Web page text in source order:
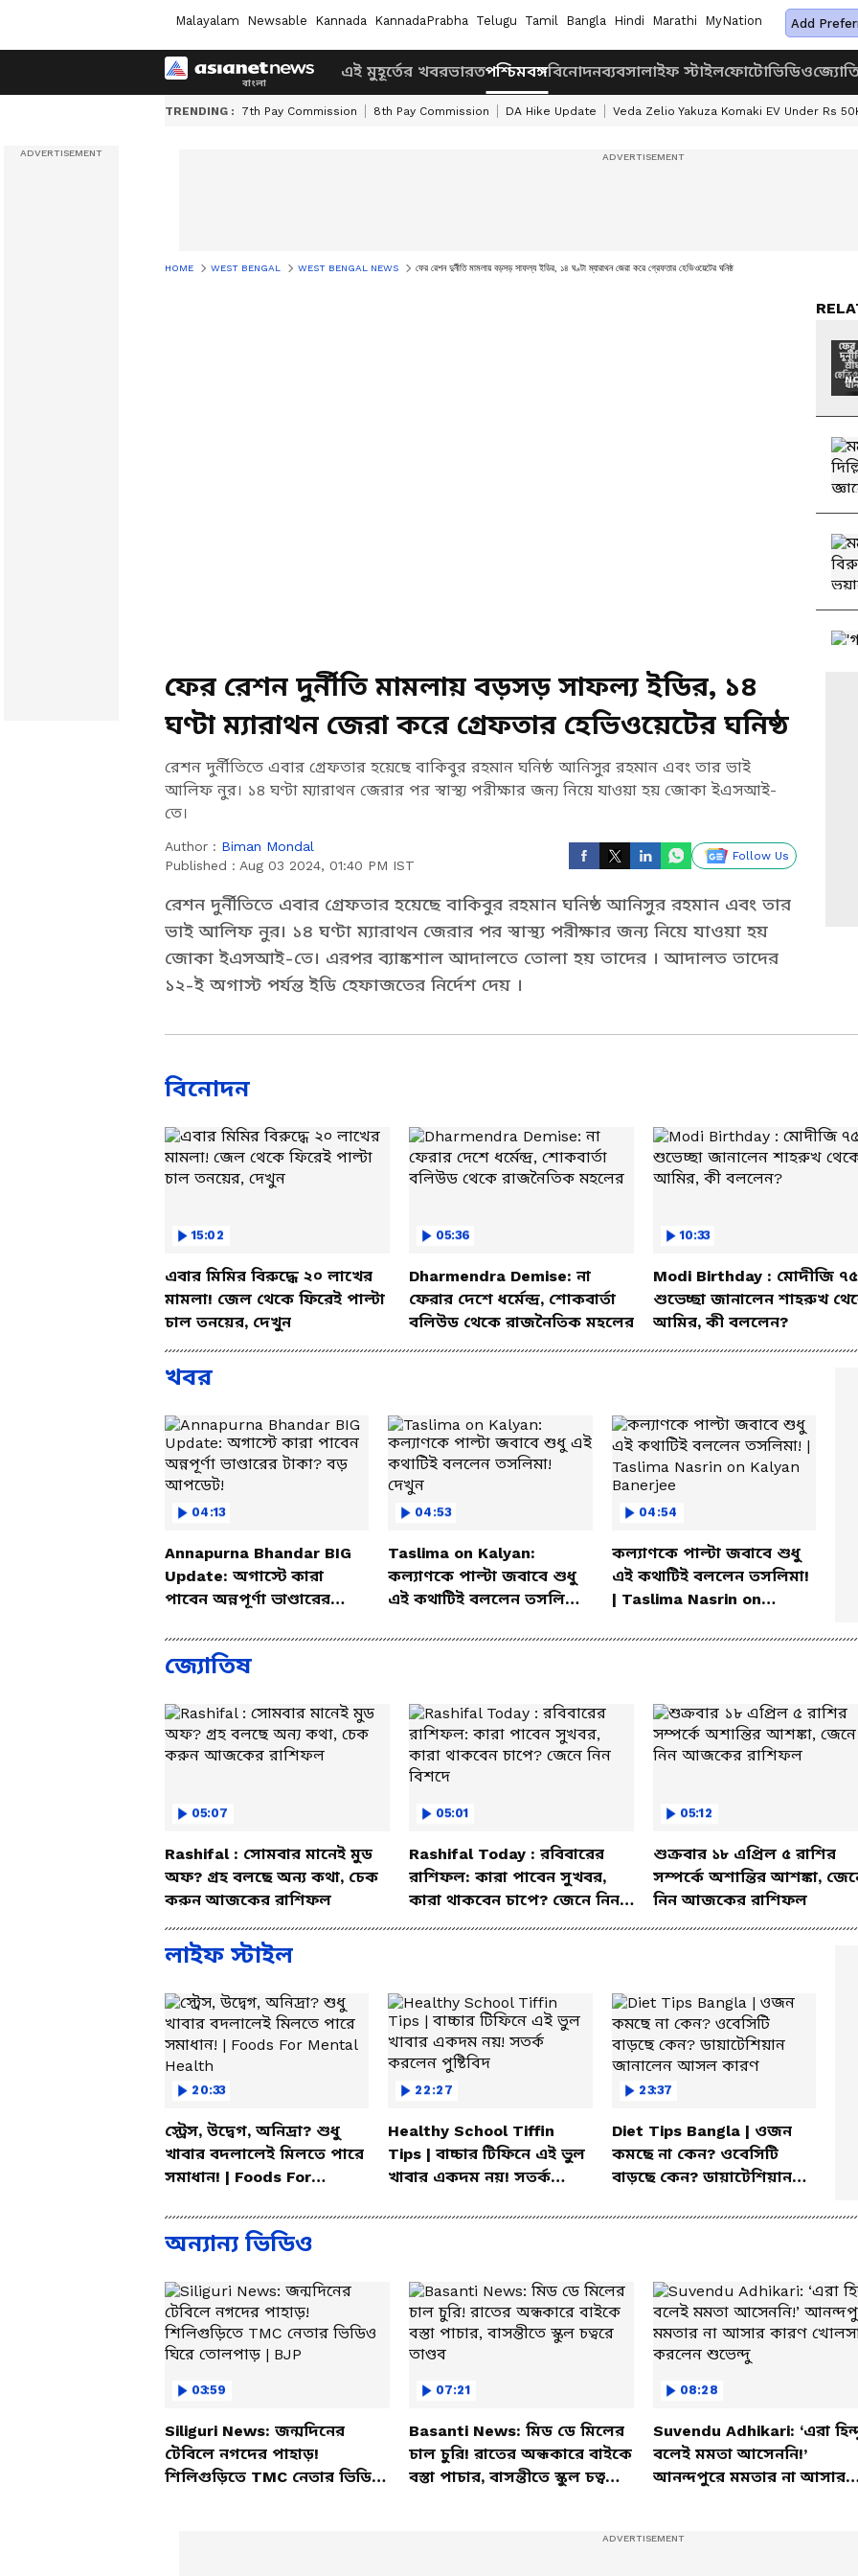
Malayalam Newsable Kannada KannadaPrabha Telugu Tamil Bangla Hindi Marathi MyNation Add
এই মুহূর্তের খবরভারতপশ্চিমবঙ্গবিনোদনব্যবসালাইফ স্টাইলফোটোভিডিও
TRENDING : 7th Pay Commission 8th Pay Commission DA Hike Update Veda Zelio Yakuza Komaki EV Under Rs
HOME WEST BENGAL WEST BENGAL NEWS ফের রেশন দুর্নীতি মামলায় বড়সড় সাফল্য ইডির, ১৪ ঘণ্টা ম্যারাথন জেরা করে গ্রেফতার হেভিওয়েটের ঘনিষ্ঠ
ফের রেশন দুর্নীতি মামলায় বড়সড় সাফল্য ইডির, ১৪
ঘণ্টা ম্যারাথন জেরা করে গ্রেফতার হেভিওয়েটের ঘনিষ্ঠ
রেশন দুর্নীতিতে এবার গ্রেফতার হয়েছে বাকিবুর রহমান ঘনিষ্ঠ আনিসুর রহমান এবং তার ভাই
আলিফ নুর। ১৪ ঘণ্টা ম্যারাথন জেরার পর স্বাস্থ্য পরীক্ষার জন্য নিয়ে যাওয়া হয় জোকা ইএসআই-
তে।
Author : Biman Mondal
Published : Aug 03 2024, 01:40 PM IST
Follow Us
রেশন দুর্নীতিতে এবার গ্রেফতার হয়েছে বাকিবুর রহমান ঘনিষ্ঠ আনিসুর রহমান এবং তার
ভাই আলিফ নুর। ১৪ ঘণ্টা ম্যারাথন জেরার পর স্বাস্থ্য পরীক্ষার জন্য নিয়ে যাওয়া হয়
জোকা ইএসআই-তে। এরপর ব্যাঙ্কশাল আদালতে তোলা হয় তাদের । আদালত তাদের
১২-ই অগাস্ট পর্যন্ত ইডি হেফাজতের নির্দেশ দেয় ।
বিনোদন
15:02
এবার মিমির বিরুদ্ধে ২০ লাখের
মামলা! জেল থেকে ফিরেই পাল্টা
চাল তনয়ের, দেখুন
05:36
Dharmendra Demise: না
ফেরার দেশে ধর্মেন্দ্র, শোকবার্তা
বলিউড থেকে রাজনৈতিক মহলের
10:33
Modi Birthday : মোদীজি
শুভেচ্ছা জানালেন শাহরুখ
আমির, কী বললেন?
খবর
04:13
Annapurna Bhandar BIG
Update: অগাস্টে কারা
পাবেন অন্নপূর্ণা ভাণ্ডারের
04:53
Taslima on Kalyan:
কল্যাণকে পাল্টা জবাবে শুধু
এই কথাটিই বললেন তসলিমা!
04:54
কল্যাণকে পাল্টা জবাবে শুধু
এই কথাটিই বললেন তসলিমা!
| Taslima Nasrin on
জ্যোতিষ
05:07
Rashifal : সোমবার মানেই মুড
অফ? গ্রহ বলছে অন্য কথা, চেক
করুন আজকের রাশিফল
05:01
Rashifal Today : রবিবারের
রাশিফল: কারা পাবেন সুখবর,
কারা থাকবেন চাপে? জেনে নিন
05:12
শুক্রবার ১৮ এপ্রিল ৫ রাশির
সম্পর্কে অশান্তির আশঙ্কা,
নিন আজকের রাশিফল
লাইফ স্টাইল
20:33
স্ট্রেস, উদ্বেগ, অনিদ্রা? শুধু
খাবার বদলালেই মিলতে পারে
সমাধান! | Foods For
22:27
Healthy School Tiffin
Tips | বাচ্চার টিফিনে এই ভুল
খাবার একদম নয়! সতর্ক
23:37
Diet Tips Bangla | ওজন
কমছে না কেন? ওবেসিটি
বাড়ছে কেন? ডায়াটেশিয়ান
অন্যান্য ভিডিও
03:59
Siliguri News: জন্মদিনের
টেবিলে নগদের পাহাড়!
শিলিগুড়িতে TMC নেতার ভিডিও
07:21
Basanti News: মিড ডে মিলের
চাল চুরি! রাতের অন্ধকারে বাইকে
বস্তা পাচার, বাসন্তীতে স্কুল চত্বরে
08:28
Suvendu Adhikari: ‘এরা
বলেই মমতা আসেননি!’
আনন্দপুরে মমতার না আসার